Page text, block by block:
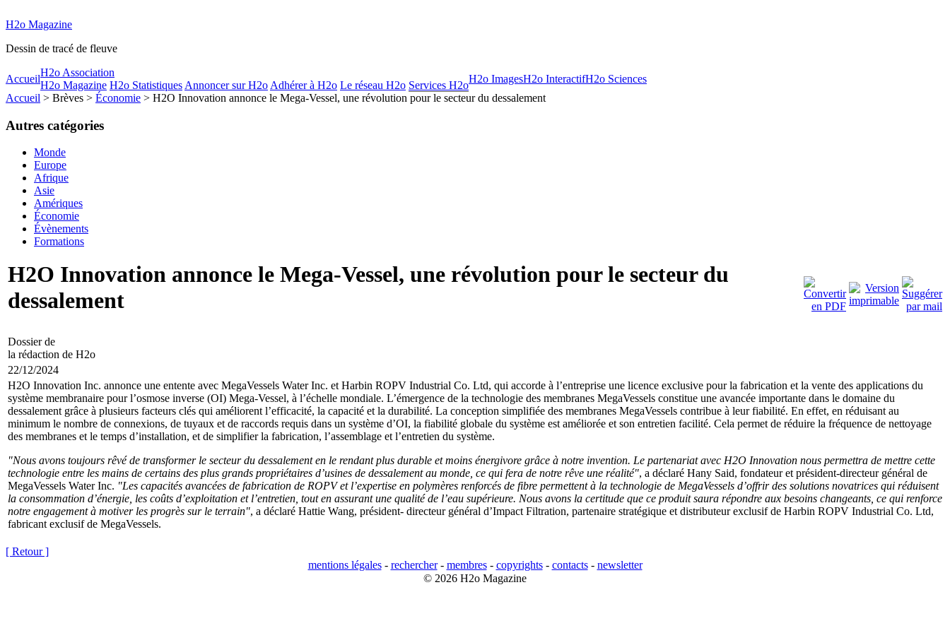
H2o Magazine
Dessin de tracé de fleuve
Accueil
H2o Association
H2o Magazine H2o Statistiques Annoncer sur H2o Adhérer à H2o Le réseau H2o Services H2o
H2o ImagesH2o InteractifH2o Sciences
Accueil > Brèves > Économie > H2O Innovation annonce le Mega-Vessel, une révolution pour le secteur du dessalement
Autres catégories
Monde
Europe
Afrique
Asie
Amériques
Économie
Évènements
Formations
H2O Innovation annonce le Mega-Vessel, une révolution pour le secteur du
dessalement
Dossier de
la rédaction de H2o
22/12/2024
H2O Innovation Inc. annonce une entente avec MegaVessels Water Inc. et Harbin ROPV Industrial Co. Ltd, qui accorde à l’entreprise une licence exclusive pour la fabrication et la vente des applications du
système membranaire pour l’osmose inverse (OI) Mega-Vessel, à l’échelle mondiale. L’émergence de la technologie des membranes MegaVessels constitue une avancée importante dans le domaine du
dessalement grâce à plusieurs facteurs clés qui améliorent l’efficacité, la capacité et la durabilité. La conception simplifiée des membranes MegaVessels contribue à leur fiabilité. En effet, en réduisant au
minimum le nombre de connexions, de tuyaux et de raccords requis dans un système d’OI, la fiabilité globale du système est améliorée et son entretien facilité. Cela permet de réduire la fréquence de nettoyage
des membranes et le temps d’installation, et de simplifier la fabrication, l’assemblage et l’entretien du système.
"Nous avons toujours rêvé de transformer le secteur du dessalement en le rendant plus durable et moins énergivore grâce à notre invention. Le partenariat avec H2O Innovation nous permettra de mettre cette
technologie entre les mains de certains des plus grands propriétaires d’usines de dessalement au monde, ce qui fera de notre rêve une réalité", a déclaré Hany Said, fondateur et président-directeur général de
MegaVessels Water Inc. "Les capacités avancées de fabrication de ROPV et l’expertise en polymères renforcés de fibre permettent à la technologie de MegaVessels d’offrir des solutions novatrices qui réduisent
la consommation d’énergie, les coûts d’exploitation et l’entretien, tout en assurant une qualité de l’eau supérieure. Nous avons la certitude que ce produit saura répondre aux besoins changeants, ce qui renforce
notre engagement à motiver les progrès sur le terrain", a déclaré Hattie Wang, président- directeur général d’Impact Filtration, partenaire stratégique et distributeur exclusif de Harbin ROPV Industrial Co. Ltd,
fabricant exclusif de MegaVessels.
[ Retour ]
mentions légales- rechercher- membres- copyrights- contacts- newsletter
© 2026 H2o Magazine